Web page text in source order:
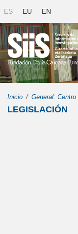
ES EU EN
Inicio General:
LEGISLACIÓN